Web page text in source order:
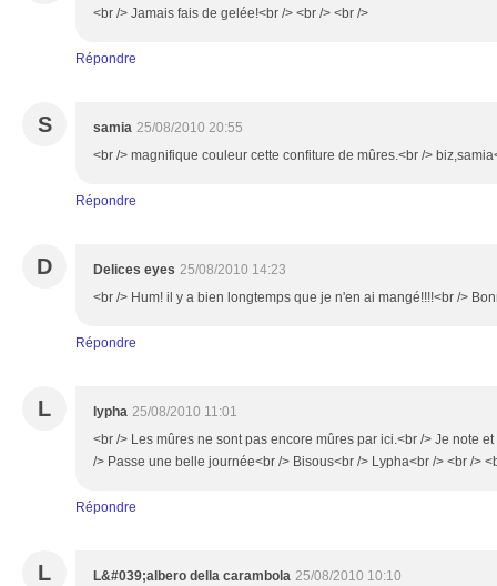
<br /> Jamais fais de gelée!<br /> <br /> <br />
Répondre
S samia 25/08/2010 20:55
<br /> magnifique couleur cette confiture de mûres.<br />
Répondre
D Delices eyes 25/08/2010 14:23
<br /> Hum! il y a bien longtemps que je n'en ai mangé!!!!<br />
Répondre
L lypha 25/08/2010 11:01
<br /> Les mûres ne sont pas encore mûres par ici.<br /> Je note
/> Passe une belle journée<br /> Bisous<br /> Lypha<br /> <br />
Répondre
L L&#039;albero della carambola 25/08/2010 10:10